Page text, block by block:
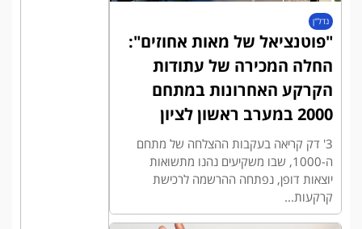
נדל"ן
"פוטנציאל של מאות אחוזים":
החלה המכירה של עתודות
הקרקע האחרונות במתחם
2000 במערב ראשון לציון
3' דק קריאה בעקבות ההצלחה של מתחם
ה-1000, שבו משקיעים נהנו מתשואות
יוצאות דופן, נפתחה ההרשמה לרכישת
קרקעות...